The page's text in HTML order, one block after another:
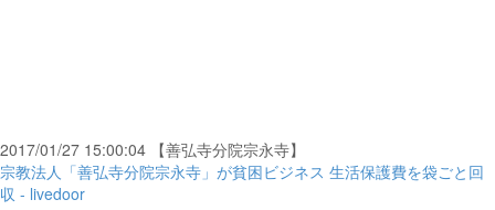
2017/01/27 15:00:04 【善弘寺分院宗永寺】
宗教法人「善弘寺分院宗永寺」が貧困ビジネス 生活保護費を袋ごと回
収 - livedoor